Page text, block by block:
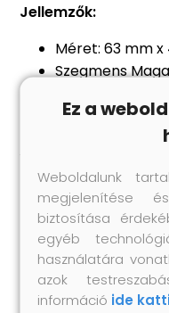
Jellemzők:
Méret: 63 mm
Szegmens
Ez a
Weboldalunk
megjelenítése
biztosítása
egyéb
használatára
azok
információ ide